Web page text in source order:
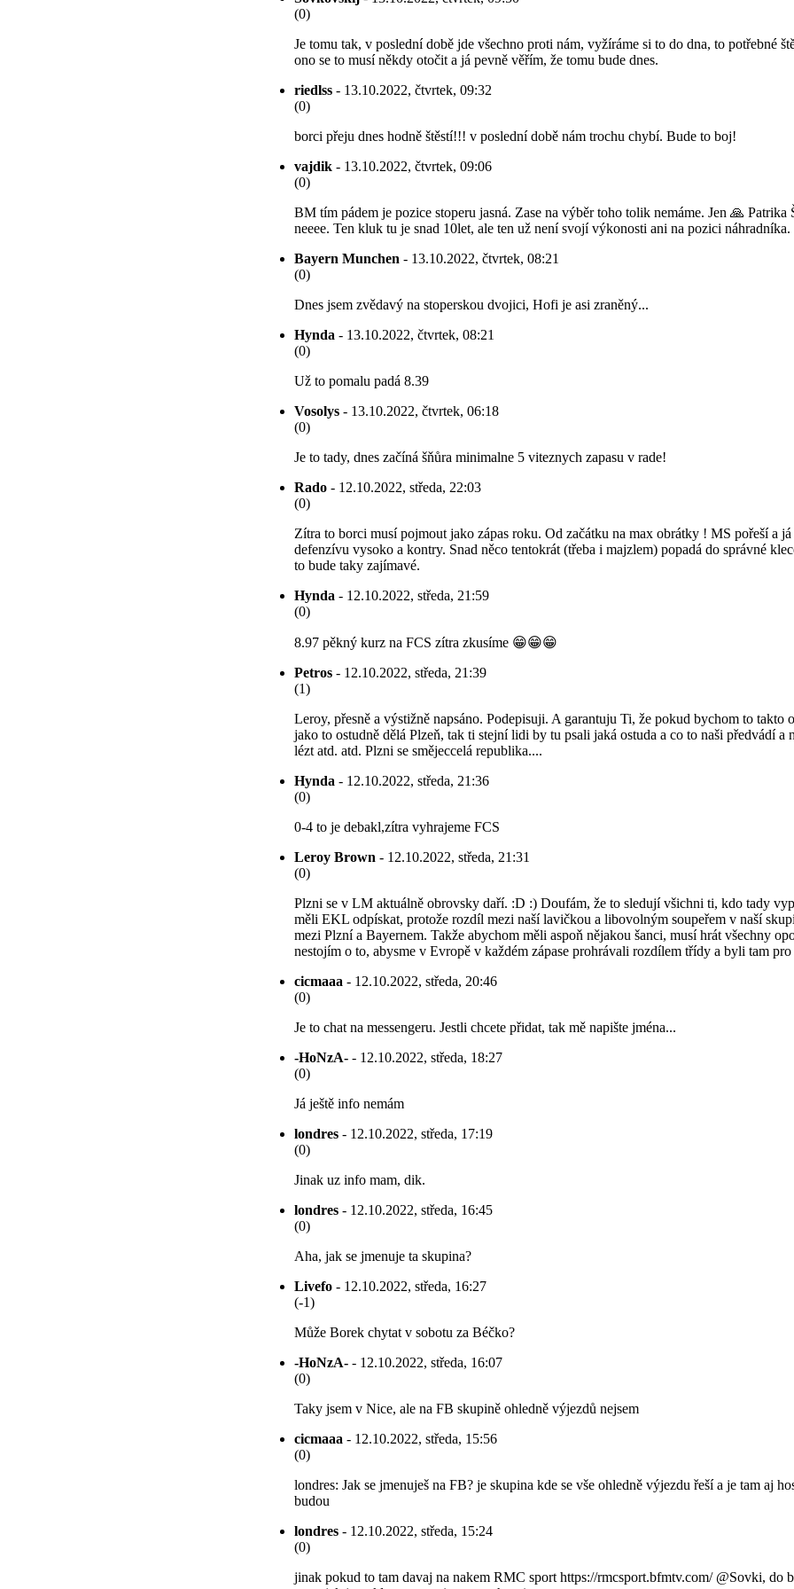
(0)
Je tomu tak, v poslední době jde všechno proti nám, vyžíráme si to do dna, to potřebné
ono se to musí někdy otočit a já pevně věřím, že tomu bude dnes.
riedlss - 13.10.2022, čtvrtek, 09:32
(0)
borci přeju dnes hodně štěstí!!! v poslední době nám trochu chybí. Bude to boj!
vajdik - 13.10.2022, čtvrtek, 09:06
(0)
BM tím pádem je pozice stoperu jasná. Zase na výběr toho tolik nemáme. Jen 🙏 Patrika
neeee. Ten kluk tu je snad 10let, ale ten už není svojí výkonosti ani na pozici náhradníka.
Bayern Munchen - 13.10.2022, čtvrtek, 08:21
(0)
Dnes jsem zvědavý na stoperskou dvojici, Hofi je asi zraněný...
Hynda - 13.10.2022, čtvrtek, 08:21
(0)
Už to pomalu padá 8.39
Vosolys - 13.10.2022, čtvrtek, 06:18
(0)
Je to tady, dnes začíná šňůra minimalne 5 viteznych zapasu v rade!
Rado - 12.10.2022, středa, 22:03
(0)
Zítra to borci musí pojmout jako zápas roku. Od začátku na max obrátky ! MS pořeší a
defenzívu vysoko a kontry. Snad něco tentokrát (třeba i majzlem) popadá do správné
to bude taky zajímavé.
Hynda - 12.10.2022, středa, 21:59
(0)
8.97 pěkný kurz na FCS zítra zkusíme 😁😁😁
Petros - 12.10.2022, středa, 21:39
(1)
Leroy, přesně a výstižně napsáno. Podepisuji. A garantuju Ti, že pokud bychom to takto
jako to ostudně dělá Plzeň, tak ti stejní lidi by tu psali jaká ostuda a co to naši předvádí a
lézt atd. atd. Plzni se smějeccelá republika....
Hynda - 12.10.2022, středa, 21:36
(0)
0-4 to je debakl,zítra vyhrajeme FCS
Leroy Brown - 12.10.2022, středa, 21:31
(0)
Plzni se v LM aktuálně obrovsky daří. :D :) Doufám, že to sledují všichni ti, kdo tady
měli EKL odpískat, protože rozdíl mezi naší lavičkou a libovolným soupeřem v naší
mezi Plzní a Bayernem. Takže abychom měli aspoň nějakou šanci, musí hrát všechny
nestojím o to, abysme v Evropě v každém zápase prohrávali rozdílem třídy a byli tam pro
cicmaaa - 12.10.2022, středa, 20:46
(0)
Je to chat na messengeru. Jestli chcete přidat, tak mě napište jména...
-HoNzA- - 12.10.2022, středa, 18:27
(0)
Já ještě info nemám
londres - 12.10.2022, středa, 17:19
(0)
Jinak uz info mam, dik.
londres - 12.10.2022, středa, 16:45
(0)
Aha, jak se jmenuje ta skupina?
Livefo - 12.10.2022, středa, 16:27
(-1)
Může Borek chytat v sobotu za Béčko?
-HoNzA- - 12.10.2022, středa, 16:07
(0)
Taky jsem v Nice, ale na FB skupině ohledně výjezdů nejsem
cicmaaa - 12.10.2022, středa, 15:56
(0)
londres: Jak se jmenuješ na FB? je skupina kde se vše ohledně výjezdu řeší a je tam aj
budou
londres - 12.10.2022, středa, 15:24
(0)
jinak pokud to tam davaj na nakem RMC sport https://rmcsport.bfmtv.com/ @Sovki, do